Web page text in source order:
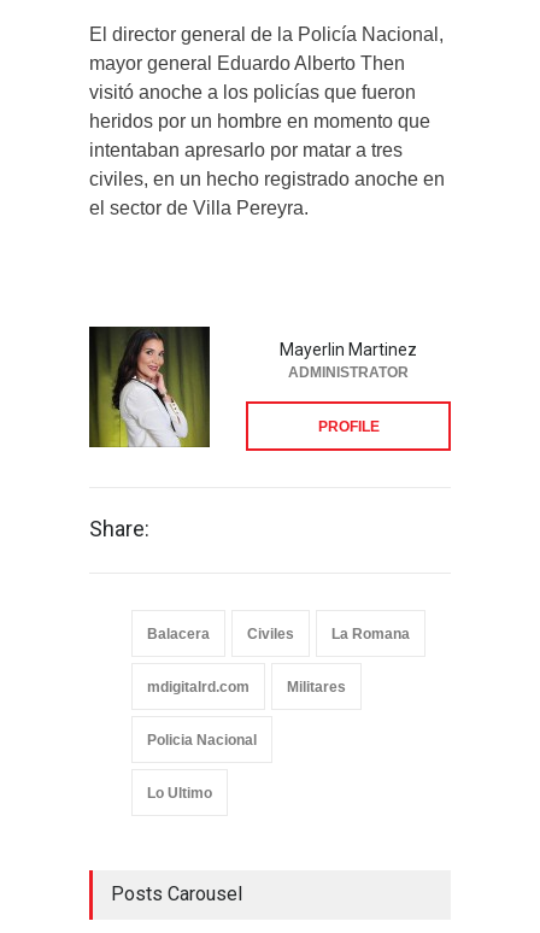
El director general de la Policía Nacional,
mayor general Eduardo Alberto Then
visitó anoche a los policías que fueron
heridos por un hombre en momento que
intentaban apresarlo por matar a tres
civiles, en un hecho registrado anoche en
el sector de Villa Pereyra.
Mayerlin Martinez
ADMINISTRATOR
PROFILE
Share:
Balacera Civiles La Romana
mdigitalrd.com Militares
Policia Nacional
Lo Ultimo
Posts Carousel